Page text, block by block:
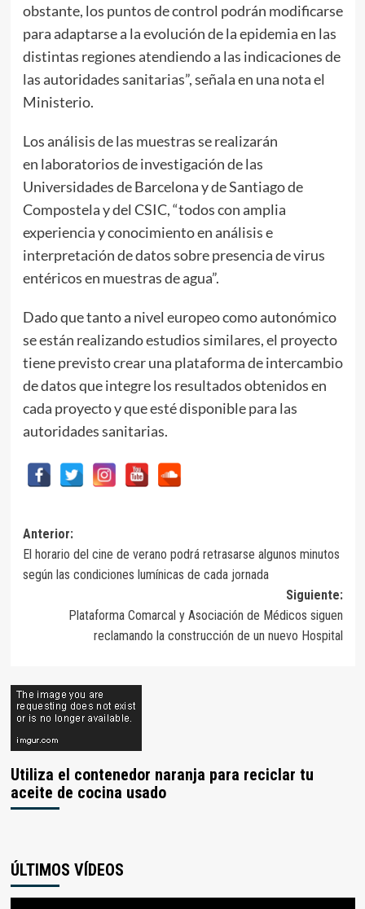
obstante, los puntos de control podrán modificarse
para adaptarse a la evolución de la epidemia en las
distintas regiones atendiendo a las indicaciones de
las autoridades sanitarias”, señala en una nota el
Ministerio.
Los análisis de las muestras se realizarán
en laboratorios de investigación de las
Universidades de Barcelona y de Santiago de
Compostela y del CSIC, “todos con amplia
experiencia y conocimiento en análisis e
interpretación de datos sobre presencia de virus
entéricos en muestras de agua”.
Dado que tanto a nivel europeo como autonómico
se están realizando estudios similares, el proyecto
tiene previsto crear una plataforma de intercambio
de datos que integre los resultados obtenidos en
cada proyecto y que esté disponible para las
autoridades sanitarias.
Navegación
de
entradas
Anterior:
El horario del cine de verano podrá retrasarse algunos minutos
según las condiciones lumínicas de cada jornada
Siguiente:
Plataforma Comarcal y Asociación de Médicos siguen
reclamando la construcción de un nuevo Hospital
Utiliza el contenedor naranja para reciclar tu
aceite de cocina usado
ÚLTIMOS VÍDEOS